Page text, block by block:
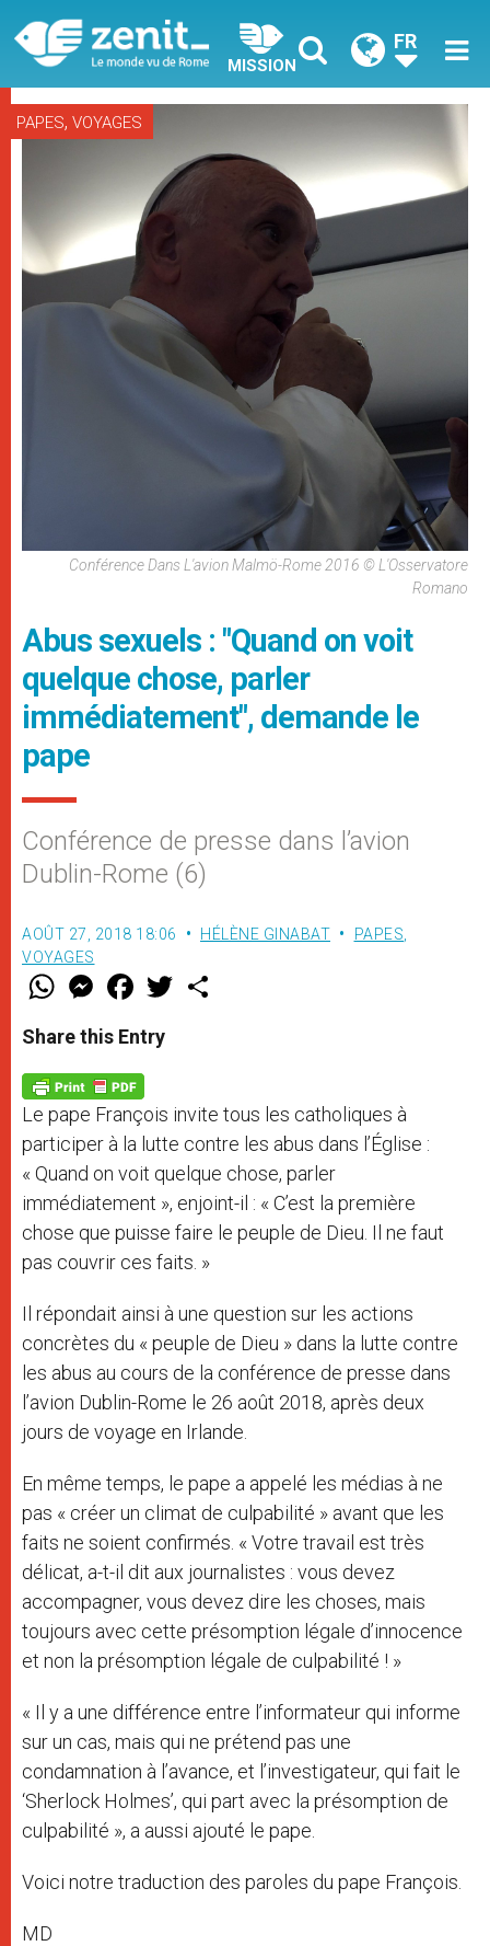
MISSION
FR
PAPES, VOYAGES
Conférence Dans L'avion Malmö-Rome 2016 © L'Osservatore
Romano
Abus sexuels : "Quand on voit
quelque chose, parler
immédiatement", demande le
pape
Conférence de presse dans l’avion
Dublin-Rome (6)
AOÛT 27, 2018 18:06 HÉLÈNE GINABAT PAPES
VOYAGES
W
t
s
p
p
M
e
s
e
g
e
r
F
a
e
b
o
k
w
Share this Entry
Le pape François invite tous les catholiques à
participer à la lutte contre les abus dans l’Église :
« Quand on voit quelque chose, parler
immédiatement », enjoint-il : « C’est la première
chose que puisse faire le peuple de Dieu. Il ne faut
pas couvrir ces faits. »
Il répondait ainsi à une question sur les actions
concrètes du « peuple de Dieu » dans la lutte contre
les abus au cours de la conférence de presse dans
l’avion Dublin-Rome le 26 août 2018, après deux
jours de voyage en Irlande.
En même temps, le pape a appelé les médias à ne
pas « créer un climat de culpabilité » avant que les
faits ne soient confirmés. « Votre travail est très
délicat, a-t-il dit aux journalistes : vous devez
accompagner, vous devez dire les choses, mais
toujours avec cette présomption légale d’innocence
et non la présomption légale de culpabilité ! »
« Il y a une différence entre l’informateur qui informe
sur un cas, mais qui ne prétend pas une
condamnation à l’avance, et l’investigateur, qui fait le
‘Sherlock Holmes’, qui part avec la présomption de
culpabilité », a aussi ajouté le pape.
Voici notre traduction des paroles du pape François.
MD